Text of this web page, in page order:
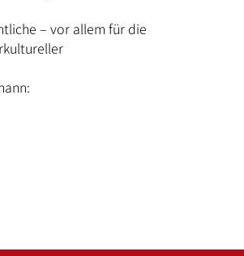
– vor allem für die